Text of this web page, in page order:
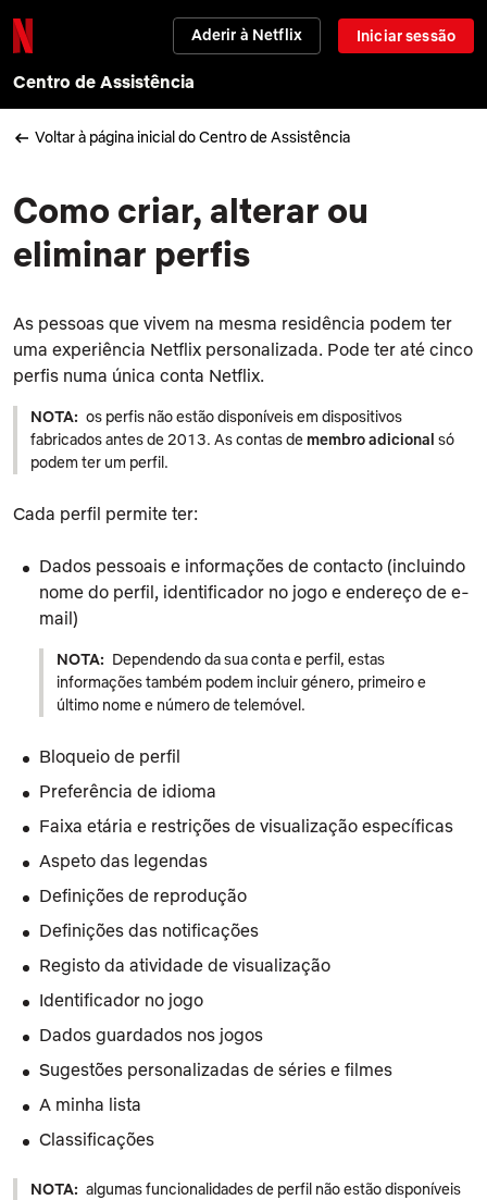
Aderir à Netflix Iniciar sessão
Centro de Assistência
Voltar à página inicial do Centro de Assistência
Como criar, alterar ou
eliminar perfis
As pessoas que vivem na mesma residência podem ter
uma experiência Netflix personalizada. Pode ter até cinco
perfis numa única conta Netflix.
NOTA: os perfis não estão disponíveis em dispositivos
fabricados antes de 2013. As contas de membro adicional só
podem ter um perfil.
Cada perfil permite ter:
Dados pessoais e informações de contacto (incluindo
nome do perfil, identificador no jogo e endereço de e-
mail)
NOTA: Dependendo da sua conta e perfil, estas
informações também podem incluir género, primeiro e
último nome e número de telemóvel.
Bloqueio de perfil
Preferência de idioma
Faixa etária e restrições de visualização específicas
Aspeto das legendas
Definições de reprodução
Definições das notificações
Registo da atividade de visualização
Identificador no jogo
Dados guardados nos jogos
Sugestões personalizadas de séries e filmes
A minha lista
Classificações
NOTA: algumas funcionalidades de perfil não estão disponíveis